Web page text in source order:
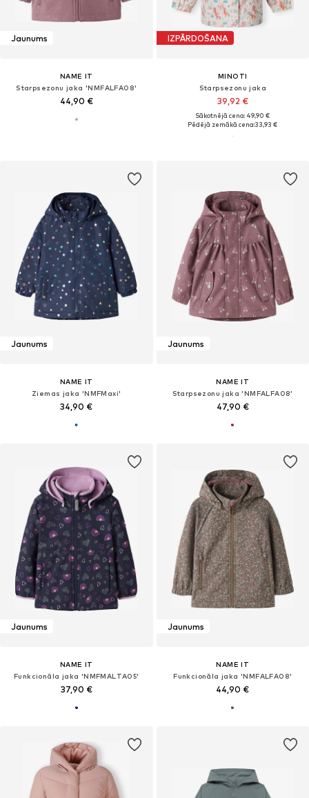
Jaunums
NAME IT
Starpsezonu jaka 'NMFALFA08'
44,90 €
IZPĀRDOŠANA
MINOTI
Starpsezonu jaka
39,92 €
Sākotnējā cena: 49,90 €
Pēdējā zemākā cena:33,93 €
Jaunums
NAME IT
Ziemas jaka 'NMFMaxi'
34,90 €
Jaunums
NAME IT
Starpsezonu jaka 'NMFALFA08'
47,90 €
Jaunums
NAME IT
Funkcionāla jaka 'NMFMALTA05'
37,90 €
Jaunums
NAME IT
Funkcionāla jaka 'NMFALFA08'
44,90 €